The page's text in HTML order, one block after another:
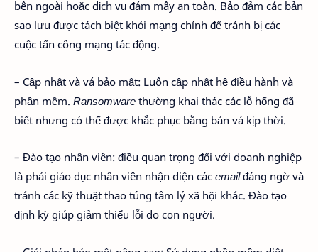
bên ngoài hoặc dịch vụ đám mây an toàn. Bảo đảm các bản
sao lưu được tách biệt khỏi mạng chính để tránh bị các
cuộc tấn công mạng tác động.
– Cập nhật và vá bảo mật: Luôn cập nhật hệ điều hành và
phần mềm. Ransomware thường khai thác các lỗ hổng đã
biết nhưng có thể được khắc phục bằng bản vá kịp thời.
– Đào tạo nhân viên: điều quan trọng đối với doanh nghiệp
là phải giáo dục nhân viên nhận diện các emailđáng ngờ và
tránh các kỹ thuật thao túng tâm lý xã hội khác. Đào tạo
định kỳ giúp giảm thiểu lỗi do con người.